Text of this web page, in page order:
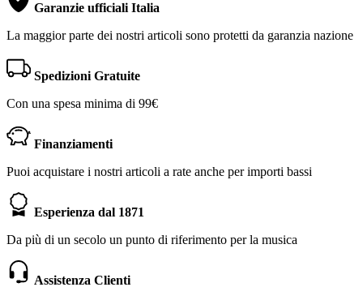
Garanzie ufficiali Italia
La maggior parte dei nostri articoli sono protetti da garanzia nazione
Spedizioni Gratuite
Con una spesa minima di 99€
Finanziamenti
Puoi acquistare i nostri articoli a rate anche per importi bassi
Esperienza dal 1871
Da più di un secolo un punto di riferimento per la musica
Assistenza Clienti